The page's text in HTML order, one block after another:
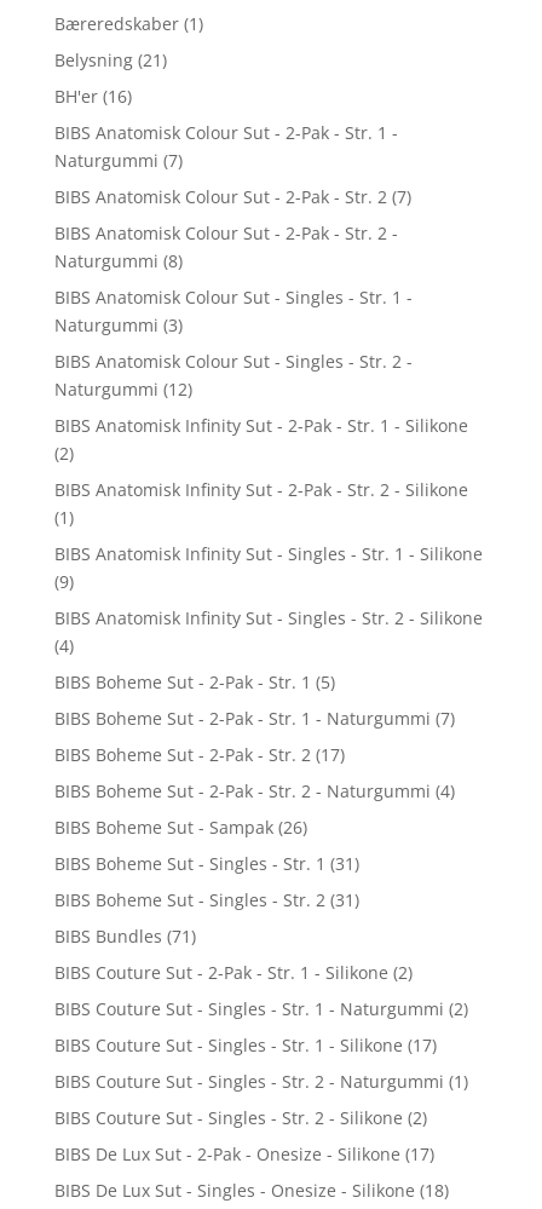
Bæreredskaber (1)
Belysning (21)
BH'er (16)
BIBS Anatomisk Colour Sut - 2-Pak - Str. 1 -
Naturgummi (7)
BIBS Anatomisk Colour Sut - 2-Pak - Str. 2 (7)
BIBS Anatomisk Colour Sut - 2-Pak - Str. 2 -
Naturgummi (8)
BIBS Anatomisk Colour Sut - Singles - Str. 1 -
Naturgummi (3)
BIBS Anatomisk Colour Sut - Singles - Str. 2 -
Naturgummi (12)
BIBS Anatomisk Infinity Sut - 2-Pak - Str. 1 - Silikone
(2)
BIBS Anatomisk Infinity Sut - 2-Pak - Str. 2 - Silikone
(1)
BIBS Anatomisk Infinity Sut - Singles - Str. 1 - Silikone
(9)
BIBS Anatomisk Infinity Sut - Singles - Str. 2 - Silikone
(4)
BIBS Boheme Sut - 2-Pak - Str. 1 (5)
BIBS Boheme Sut - 2-Pak - Str. 1 - Naturgummi (7)
BIBS Boheme Sut - 2-Pak - Str. 2 (17)
BIBS Boheme Sut - 2-Pak - Str. 2 - Naturgummi (4)
BIBS Boheme Sut - Sampak (26)
BIBS Boheme Sut - Singles - Str. 1 (31)
BIBS Boheme Sut - Singles - Str. 2 (31)
BIBS Bundles (71)
BIBS Couture Sut - 2-Pak - Str. 1 - Silikone (2)
BIBS Couture Sut - Singles - Str. 1 - Naturgummi (2)
BIBS Couture Sut - Singles - Str. 1 - Silikone (17)
BIBS Couture Sut - Singles - Str. 2 - Naturgummi (1)
BIBS Couture Sut - Singles - Str. 2 - Silikone (2)
BIBS De Lux Sut - 2-Pak - Onesize - Silikone (17)
BIBS De Lux Sut - Singles - Onesize - Silikone (18)